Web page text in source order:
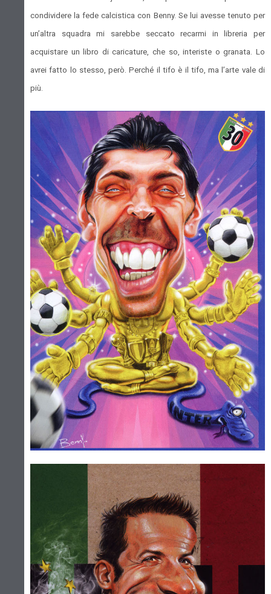
condividere la fede calcistica con Benny. Se lui avesse tenuto per
un’altra squadra mi sarebbe seccato recarmi in libreria per
acquistare un libro di caricature, che so, interiste o granata. Lo
avrei fatto lo stesso, però. Perché il tifo è il tifo, ma l’arte vale di
più.